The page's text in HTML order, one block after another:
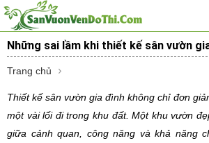
Những sai lầm khi thiết kế sân vườn
Trang chủ
Thiết kế sân vườn gia đình không chỉ đơn
một vài lối đi trong khu đất. Một khu vườn
giữa cảnh quan, công năng và khả năng